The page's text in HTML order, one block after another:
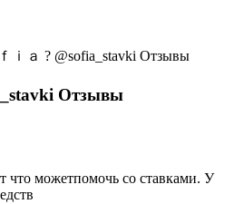
ｉａ ? @sofia_stavki Отзывы
Отзывы
можетпомочь со ставками. У